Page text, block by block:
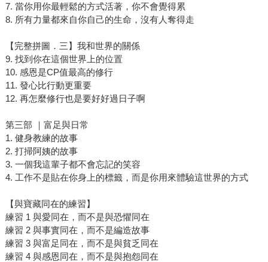
7. 當你用你最輕鬆的方式活著，你不會覺得累
8. 所有力量都來自你自己的生命，沒有人奪得走
【完整拼圖．三】我和世界的關係
9. 找到你在這個世界上的位置
10. 感恩是CP值最高的修行
11. 發心比行動更重要
12. 再怎麼修行也是要好好過日子啊
第三部 ｜富足與日常
1. 健身教練的故事
2. 打掃阿姨的故事
3. 一個我這輩子都不會忘記的笑容
4. 工作不是貼在你身上的標籤，而是你用來體驗這世界的方式
【與寶藏同在的練習】
練習 1 與愛同在，而不是與恐懼同在
練習 2 與事實同在，而不是編造故事
練習 3 與富足同在，而不是與貧乏同在
練習 4 與感恩同在，而不是與抱怨同在